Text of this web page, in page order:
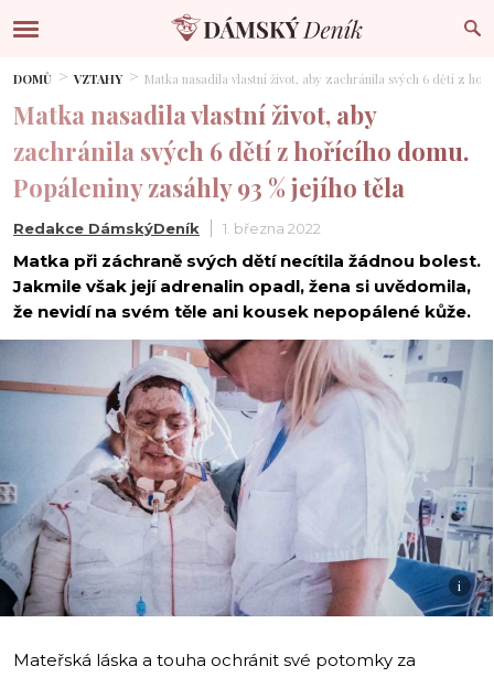
DOMŮ VZTAHY Matka nasadila vlastní život, aby zachránila svých 6 dětí z
Matka nasadila vlastní život, aby
zachránila svých 6 dětí z hořícího domu.
Popáleniny zasáhly 93 % jejího těla
Redakce DámskýDeník 1. března 2022
Matka při záchraně svých dětí necítila žádnou bolest.
Jakmile však její adrenalin opadl, žena si uvědomila,
že nevidí na svém těle ani kousek nepopálené kůže.
i
Mateřská láska a touha ochránit své potomky za